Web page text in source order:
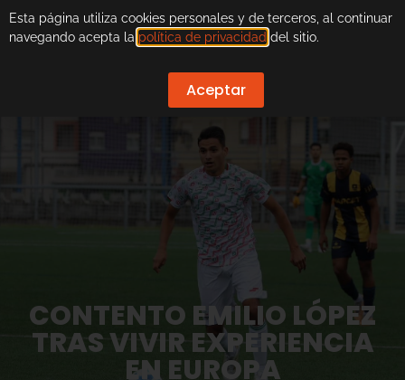
CONTENTO EMILIO LÓPEZ
TRAS VIVIR EXPERIENCIA
EN EUROPA
Esta página utiliza cookies personales y de terceros, al continuar
navegando acepta la política de privacidad del sitio.
Aceptar